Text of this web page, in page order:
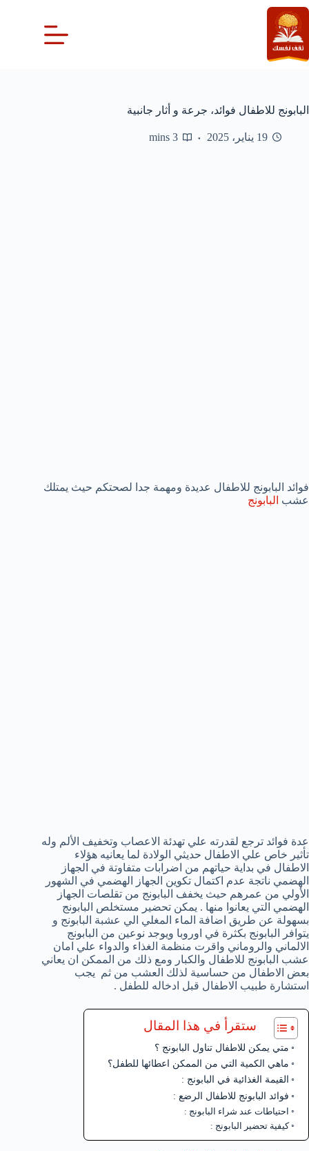
التجاوز
إلى
المحتوى
البابونج للاطفال فوائد، جرعة و أثار جانبية
19 يناير، 2025 3 mins
فوائد البابونج للاطفال عديدة ومهمة جدا لصحتكم حيث يمتلك
عشب البابونج
عدة فوائد ترجع لقدرته علي تهدئة الاعصاب وتخفيف الألم وله
تأثير خاص علي الاطفال حديثي الولادة لما يعانيه هؤلاء
الاطفال في بداية حياتهم من اضرابات متفاوتة في الجهاز
الهضمي ناتجة عدم اكتمال تكوين الجهاز الهضمي في الشهور
الأولي من عمرهم حيث يخفف البابونج من تقلصات الجهاز
الهضمي التي يعانوا منها . يمكن تحضير مستخلص البابونج
بسهولة عن طريق اضافة الماء المغلي الي عشبة البابونج و
يتوافر البابونج بكثرة في اوروبا ويوجد نوعين من البابونج
الالماني والروماني واقرت منظمة الغذاء والدواء علي امان
عشب البابونج للاطفال والكبار ومع ذلك من الممكن ان يعاني
بعض الاطفال من حساسية لذلك العشب من ثم يجب
استشارة طبيب الاطفال قبل ادخاله للطفل .
ستقرأ في هذا المقال
متي يمكن للاطفال تناول البابونج ؟
ماهي الكمية التي من الممكن اعطائها للطفل؟
القيمة الغذائية في البابونج :
فوائد البابونج للاطفال الرضع :
احتياطات عند شراء البابونج :
كيفية تحضير البابونج :